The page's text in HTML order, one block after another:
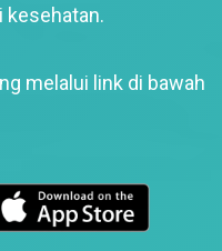
kesehatan.
melalui link di bawah